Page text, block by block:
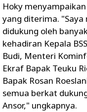
Hoky
yang diterima.
didukung oleh
kehadiran Kepala
Budi, Menteri
Ekraf Bapak Teuku
Bapak Rosan
semua berkat
Ansor," ungkapnya.